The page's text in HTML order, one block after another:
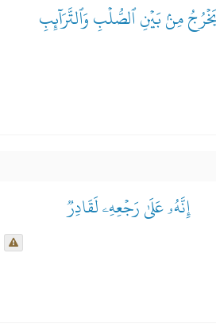
مِنۢ بَيۡنِ ٱلصُّلۡبِ وَٱلتَّرَآئِبِ
إِنَّهُۥ عَلَىٰ رَجۡعِهِۦ لَقَادِرٞ